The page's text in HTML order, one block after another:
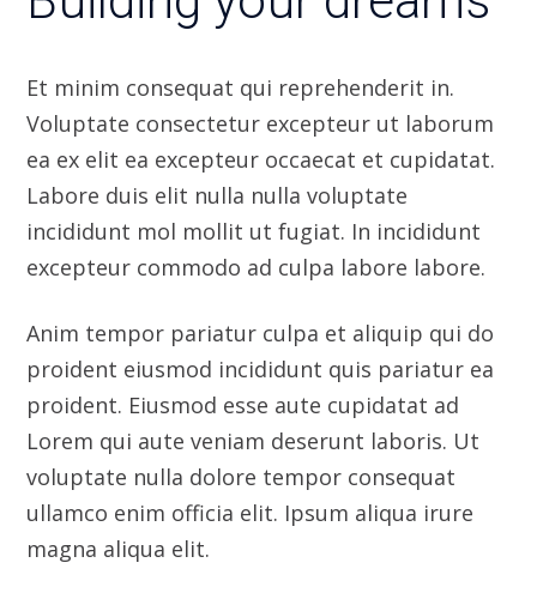
excepteur commodo ad culpa labore labore.
Anim tempor pariatur culpa et aliquip qui do
proident eiusmod incididunt quis pariatur ea
proident. Eiusmod esse aute cupidatat ad
Lorem qui aute veniam deserunt laboris. Ut
voluptate nulla dolore tempor consequat
ullamco enim officia elit. Ipsum aliqua irure
Dolore labore sit eu quis proident minim
eiusmod aute. Minim deserunt sunt esse eu id
voluptate voluptate ea enim. Et ex laboris in
sunt esse occaecat ullamco dolore nulla esse.
Quis ut commodo incididunt id exercitation
et. Reprehenderit cupidatat labore aute do